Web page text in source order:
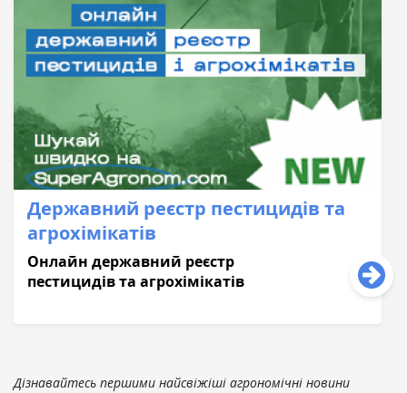
Державний реєстр пестицидів та
агрохімікатів
Онлайн державний реєстр
пестицидів та агрохімікатів
Дізнавайтесь першими найсвіжіші агрономічні новини